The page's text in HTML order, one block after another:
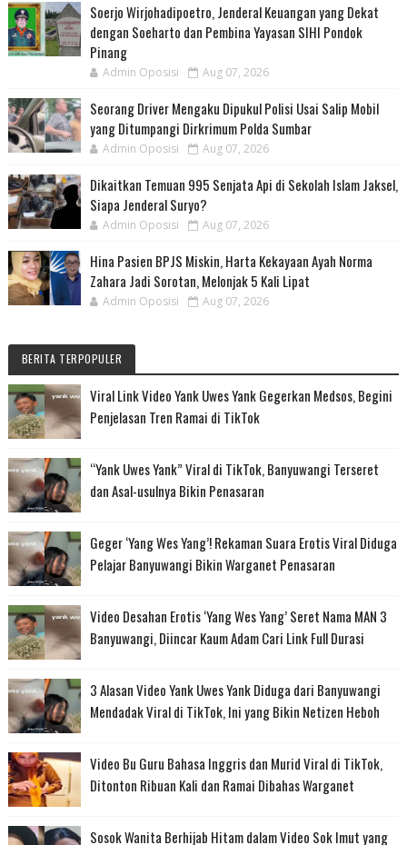
Soerjo Wirjohadipoetro, Jenderal Keuangan yang Dekat
dengan Soeharto dan Pembina Yayasan SIHI Pondok
Pinang
Admin Oposisi Aug 07, 2026
Seorang Driver Mengaku Dipukul Polisi Usai Salip Mobil
yang Ditumpangi Dirkrimum Polda Sumbar
Admin Oposisi Aug 07, 2026
Dikaitkan Temuan 995 Senjata Api di Sekolah Islam Jaksel,
Siapa Jenderal Suryo?
Admin Oposisi Aug 07, 2026
Hina Pasien BPJS Miskin, Harta Kekayaan Ayah Norma
Zahara Jadi Sorotan, Melonjak 5 Kali Lipat
Admin Oposisi Aug 07, 2026
BERITA TERPOPULER
Viral Link Video Yank Uwes Yank Gegerkan Medsos, Begini
Penjelasan Tren Ramai di TikTok
“Yank Uwes Yank” Viral di TikTok, Banyuwangi Terseret
dan Asal-usulnya Bikin Penasaran
Geger ‘Yang Wes Yang’! Rekaman Suara Erotis Viral Diduga
Pelajar Banyuwangi Bikin Warganet Penasaran
Video Desahan Erotis ‘Yang Wes Yang’ Seret Nama MAN 3
Banyuwangi, Diincar Kaum Adam Cari Link Full Durasi
3 Alasan Video Yank Uwes Yank Diduga dari Banyuwangi
Mendadak Viral di TikTok, Ini yang Bikin Netizen Heboh
Video Bu Guru Bahasa Inggris dan Murid Viral di TikTok,
Ditonton Ribuan Kali dan Ramai Dibahas Warganet
Sosok Wanita Berhijab Hitam dalam Video Sok Imut yang